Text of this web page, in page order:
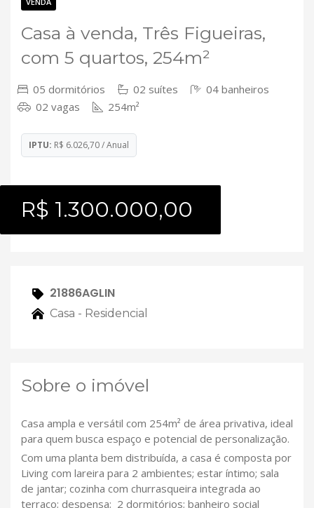
Casa à venda, Três Figueiras,
com 5 quartos, 254m²
05 dormitórios 02 suítes
04 banheiros
02 vagas
254m²
IPTU: R$ 6.026,70 / Anual
R$ 1.300.000,00
21886AGLIN
Casa - Residencial
Sobre o imóvel
Casa ampla e versátil com 254m² de área privativa, ideal
para quem busca espaço e potencial de personalização.
Com uma planta bem distribuída, a casa é composta por
Living com lareira para 2 ambientes; estar íntimo; sala
de jantar; cozinha com churrasqueira integrada ao
terraço; despensa; 2 dormitórios; banheiro social